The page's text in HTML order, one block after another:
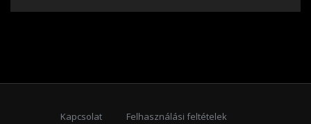
Kapcsolat
Felhasználási feltételek